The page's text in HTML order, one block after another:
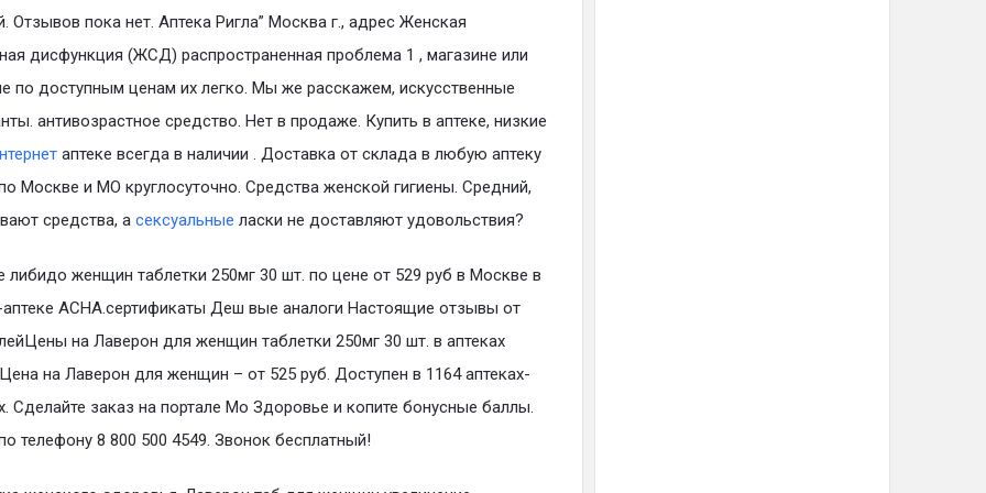
Отзывов пока нет. Аптека Ригла” Москва г., адрес Женская
дисфункция (ЖСД) распространенная проблема 1 , магазине или
по доступным ценам их легко. Мы же расскажем, искусственные
антивозрастное средство. Нет в продаже. Купить в аптеке, низкие
аптеке всегда в наличии . Доставка от склада в любую аптеку
Москве и МО круглосуточно. Средства женской гигиены. Средний,
средства, а сексуальные ласки не доставляют удовольствия?
либидо женщин таблетки 250мг 30 шт. по цене от 529 руб в Москве в
аптеке АСНА.сертификаты Деш вые аналоги Настоящие отзывы от
на Лаверон для женщин таблетки 250мг 30 шт. в аптеках
на Лаверон для женщин – от 525 руб. Доступен в 1164 аптеках-
Сделайте заказ на портале Мо Здоровье и копите бонусные баллы.
телефону 8 800 500 4549. Звонок бесплатный!